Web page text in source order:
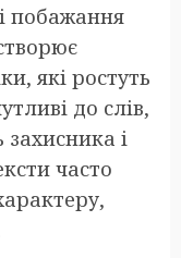
побажання
які ростуть
до слів,
і
часто